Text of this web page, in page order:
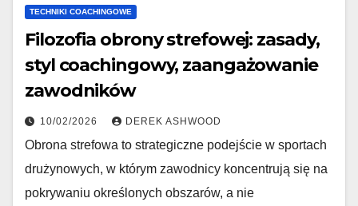
TECHNIKI COACHINGOWE
Filozofia obrony strefowej: zasady,
styl coachingowy, zaangażowanie
zawodników
10/02/2026 DEREK ASHWOOD
Obrona strefowa to strategiczne podejście w sportach
drużynowych, w którym zawodnicy koncentrują się na
pokrywaniu określonych obszarów, a nie